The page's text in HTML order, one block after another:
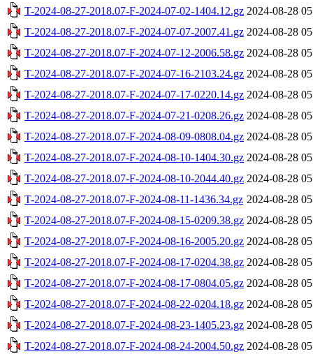
T-2024-08-27-2018.07-F-2024-07-02-1404.12.gz 2024-08-28
T-2024-08-27-2018.07-F-2024-07-07-2007.41.gz 2024-08-28
T-2024-08-27-2018.07-F-2024-07-12-2006.58.gz 2024-08-28
T-2024-08-27-2018.07-F-2024-07-16-2103.24.gz 2024-08-28
T-2024-08-27-2018.07-F-2024-07-17-0220.14.gz 2024-08-28
T-2024-08-27-2018.07-F-2024-07-21-0208.26.gz 2024-08-28
T-2024-08-27-2018.07-F-2024-08-09-0808.04.gz 2024-08-28
T-2024-08-27-2018.07-F-2024-08-10-1404.30.gz 2024-08-28
T-2024-08-27-2018.07-F-2024-08-10-2044.40.gz 2024-08-28
T-2024-08-27-2018.07-F-2024-08-11-1436.34.gz 2024-08-28
T-2024-08-27-2018.07-F-2024-08-15-0209.38.gz 2024-08-28
T-2024-08-27-2018.07-F-2024-08-16-2005.20.gz 2024-08-28
T-2024-08-27-2018.07-F-2024-08-17-0204.38.gz 2024-08-28
T-2024-08-27-2018.07-F-2024-08-17-0804.05.gz 2024-08-28
T-2024-08-27-2018.07-F-2024-08-22-0204.18.gz 2024-08-28
T-2024-08-27-2018.07-F-2024-08-23-1405.23.gz 2024-08-28
T-2024-08-27-2018.07-F-2024-08-24-2004.50.gz 2024-08-28